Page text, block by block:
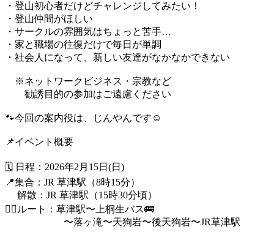
・登山初心者だけどチャレンジしてみたい！
・登山仲間がほしい
・サークルの雰囲気はちょっと苦手…
・家と職場の往復だけで毎日が単調
・社会人になって、新しい友達がなかなかできない
※ネットワークビジネス・宗教など
勧誘目的の参加はご遠慮ください
🐾今回の案内役は、じんやんです☺️
📌イベント概要
🗓 日程：2026年2月15日(日)
📍集合：JR 草津駅（8時15分）
解散：JR 草津駅（15時30分頃）
🚶‍♀️ルート：草津駅〜上桐生バス🚌
〜落ヶ滝〜天狗岩〜後天狗岩〜JR草津駅